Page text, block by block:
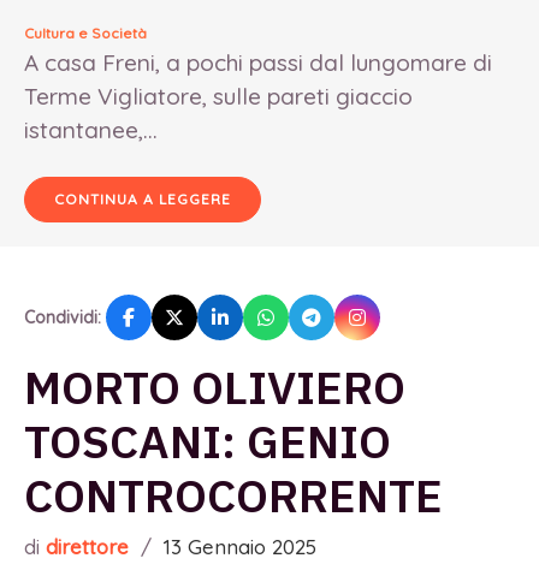
Cultura e Società
A casa Freni, a pochi passi dal lungomare di
Terme Vigliatore, sulle pareti giaccio
istantanee,...
CONTINUA A LEGGERE
Condividi:
MORTO OLIVIERO
TOSCANI: GENIO
CONTROCORRENTE
di direttore / 13 Gennaio 2025